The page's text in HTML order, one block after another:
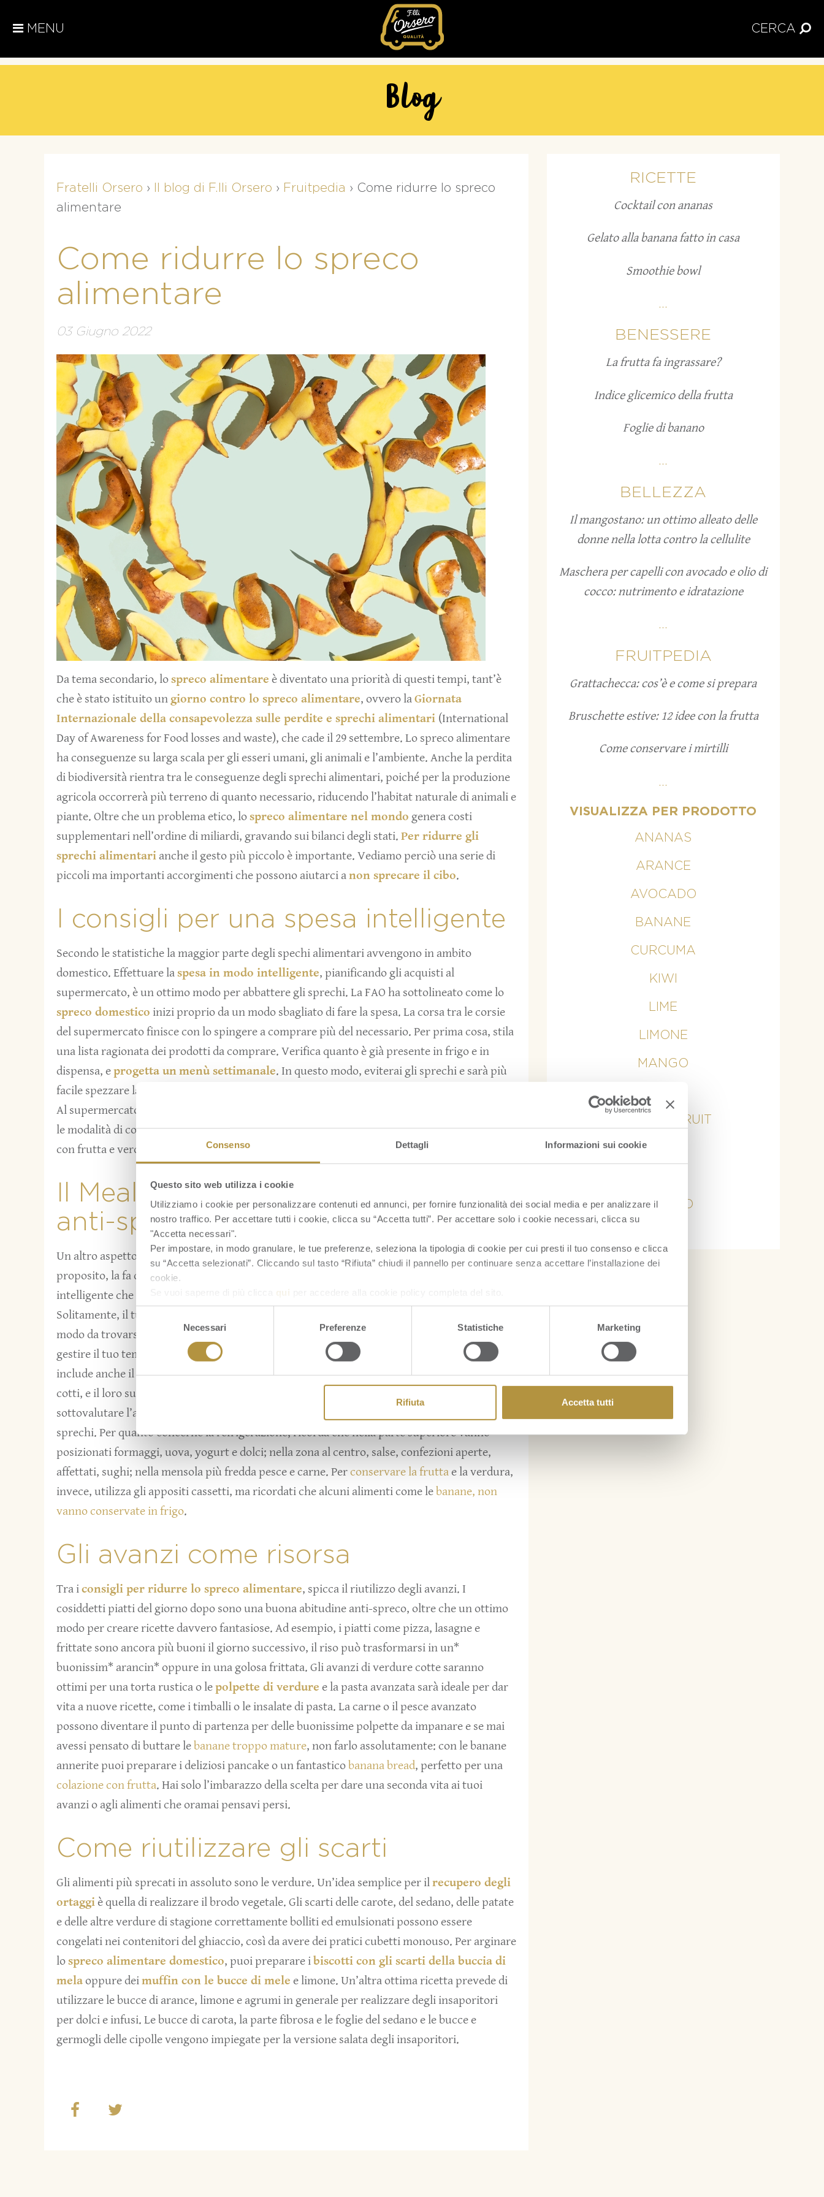
Consenso Dettagli Informazioni sui cookie
Questo sito web utilizza i cookie
Utilizziamo i cookie per personalizzare contenuti ed annunci, per fornire funzionalità dei social media e per analizzare il
nostro traffico. Per accettare tutti i cookie, clicca su “Accetta tutti”. Per accettare solo i cookie necessari, clicca su
"Accetta necessari".
Per impostare, in modo granulare, le tue preferenze, seleziona la tipologia di cookie per cui presti il tuo consenso e clicca
su “Accetta selezionati”. Cliccando sul tasto “Rifiuta” chiudi il pannello per continuare senza accettare l’installazione dei
cookie.
qui
Selezione
Necessari Preferenze Statistiche Marketing
Rifiuta Accetta tutti
MENU CERCA
Blog
Fratelli Orsero › Il blog di F.lli Orsero › Fruitpedia › Come ridurre lo spreco
alimentare
Come ridurre lo spreco
alimentare
03 Giugno 2022
Da tema secondario, lospreco alimentare è diventato una priorità di questi tempi, tant’è
che è stato istituito un giorno contro lo spreco alimentare, ovvero laGiornata
Internazionale della consapevolezza sulle perdite e sprechi alimentari (International
Day of Awareness for Food losses and waste), che cade il 29 settembre. Lo spreco alimentare
ha conseguenze su larga scala per gli esseri umani, gli animali e l’ambiente. Anche la perdita
di biodiversità rientra tra le conseguenze degli sprechi alimentari, poiché per la produzione
agricola occorrerà più terreno di quanto necessario, riducendo l’habitat naturale di animali e
piante. Oltre che un problema etico, lospreco alimentare nel mondo genera costi
supplementari nell’ordine di miliardi, gravando sui bilanci degli stati. Per ridurre gli
sprechi alimentari anche il gesto più piccolo è importante. Vediamo perciò una serie di
piccoli ma importanti accorgimenti che possono aiutarci anon sprecare il cibo.
I consigli per una spesa intelligente
Secondo le statistiche la maggior parte degli spechi alimentari avvengono in ambito
domestico. Effettuare laspesa in modo intelligente, pianificando gli acquisti al
supermercato, è un ottimo modo per abbattere gli sprechi. La FAO ha sottolineato come lo
spreco domestico inizi proprio da un modo sbagliato di fare la spesa. La corsa tra le corsie
del supermercato finisce con lo spingere a comprare più del necessario. Per prima cosa, stila
una lista ragionata dei prodotti da comprare. Verifica quanto è già presente in frigo e in
dispensa, eprogetta unmenù settimanale. In questo modo, eviterai gli sprechi e sarà più
facile spezzare la monotonia dei piatti preparati all’ultimo minuto e sempre uguali fra loro.
Al supermercato, prenditi del tempo per leggere con cura la data di scadenza del prodotto e
le modalità di conservazione. Ricorda anche di non esagerare con gli alimenti, specialmente
con frutta e verdura, che si mantiene per pochi giorni e andrebbe consumata sempre fresca.
Il Meal Prep: un ottimo metodo
anti-spreco
Un altro aspetto da non sottovalutare è legato a una buonaorganizzazione in cucina. A tal
proposito, la fa da maestro il
intelligente che consiste nella pianificazione e preparazione anticipata dei pasti.
Solitamente, il tutto viene concentrato nell’arco di un giorno (il weekend normalmente), in
modo da trovarsi con i
pasti della settimana
già pronti. Grazie a questo metodo, puoi
gestire il tuo tempo ottimamente e
ridurre lo spreco alimentare
. La tecnica in questione
include anche ilBatch Cooking, ossia la preparazione degli alimenti separatamente, crudi o
cotti, e il loro successivo impiego per l’assemblaggio dei pasti all’occorrenza. Da non
sottovalutare l’aspetto della corretta conservazione degli alimenti per combattere gli
sprechi. Per quanto concerne la refrigerazione, ricorda che nella parte superiore vanno
posizionati formaggi, uova, yogurt e dolci; nella zona al centro, salse, confezioni aperte,
affettati, sughi; nella mensola più fredda pesce e carne. Perconservare la fruttae la verdura,
invece, utilizza gli appositi cassetti, ma ricordati che alcuni alimenti come lebanane, non
vanno conservate in frigo.
Gli avanzi come risorsa
Tra iconsigli per ridurre lo spreco alimentare, spicca il riutilizzo degli avanzi. I
cosiddetti piatti del giorno dopo sono una buona abitudine anti-spreco, oltre che un ottimo
modo per creare ricette davvero fantasiose. Ad esempio, i piatti come pizza, lasagne e
frittate sono ancora più buoni il giorno successivo, il riso può trasformarsi in un*
buonissim* arancin* oppure in una golosa frittata. Gli avanzi di verdure cotte saranno
ottimi per una torta rustica o lepolpette di verdure e la pasta avanzata sarà ideale per dar
vita a nuove ricette, come i timballi o le insalate di pasta. La carne o il pesce avanzato
possono diventare il punto di partenza per delle buonissime polpette da impanare e se mai
avessi pensato di buttare lebanane troppo mature, non farlo assolutamente: con le banane
annerite puoi preparare i deliziosi pancake o un fantasticobanana bread, perfetto per una
colazione con frutta. Hai solo l’imbarazzo della scelta per dare una seconda vita ai tuoi
avanzi o agli alimenti che oramai pensavi persi.
Come riutilizzare gli scarti
Gli alimenti più sprecati in assoluto sono le verdure. Un’idea semplice per ilrecupero degli
ortaggiè quella di realizzare il brodo vegetale. Gli scarti delle carote, del sedano, delle patate
e delle altre verdure di stagione correttamente bolliti ed emulsionati possono essere
congelati nei contenitori del ghiaccio, così da avere dei pratici cubetti monouso. Per arginare
lospreco alimentare domestico, puoi preparare ibiscotti con gli scarti della buccia di
melaoppure deimuffin con le bucce di mele e limone. Un’altra ottima ricetta prevede di
utilizzare le bucce di arance, limone e agrumi in generale per realizzare degli insaporitori
per dolci e infusi. Le bucce di carota, la parte fibrosa e le foglie del sedano e le bucce e
germogli delle cipolle vengono impiegate per la versione salata degli insaporitori.
RICETTE
Cocktail con ananas
Gelato alla banana fatto in casa
Smoothie bowl
...
BENESSERE
La frutta fa ingrassare?
Indice glicemico della frutta
Foglie di banano
...
BELLEZZA
Il mangostano: un ottimo alleato delle
donne nella lotta contro la cellulite
Maschera per capelli con avocado e olio di
cocco: nutrimento e idratazione
...
FRUITPEDIA
Grattachecca: cos’è e come si prepara
Bruschette estive: 12 idee con la frutta
Come conservare i mirtilli
...
VISUALIZZA PER PRODOTTO
ANANAS
ARANCE
AVOCADO
BANANE
CURCUMA
KIWI
LIME
LIMONE
MANGO
PASSION FRUIT
PAPAYA
ZENZERO